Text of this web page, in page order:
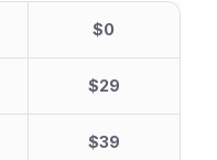
$0
$29
$39